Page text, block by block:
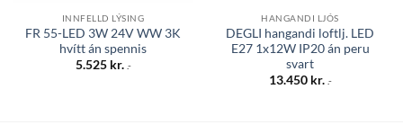
INNFELLD LÝSING
FR 55-LED 3W 24V WW 3K
hvítt án spennis
5.525 kr. .-
HANGANDI LJÓS
DEGLI hangandi loftlj. LED
E27 1x12W IP20 án peru
svart
13.450 kr. .-